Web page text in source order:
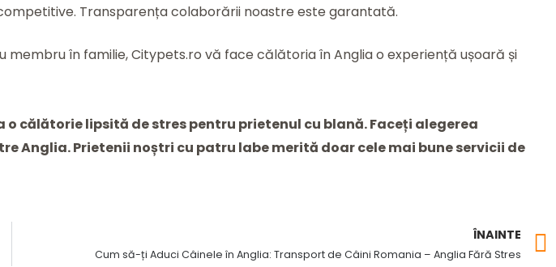
Transparența colaborării noastre este garantată.
în familie, Citypets.ro vă face călătoria în Anglia o experiență ușoară și
lipsită de stres pentru prietenul cu blană. Faceți alegerea
Prietenii noștri cu patru labe merită doar cele mai bune servicii de
ÎNAINTE
Cum să-ți Aduci Câinele în Anglia: Transport de Câini Romania – Anglia Fără Stres